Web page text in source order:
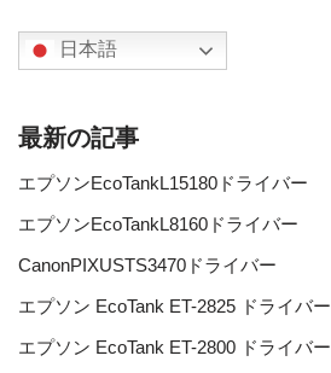
日本語
最新の記事
エプソンEcoTankL15180ドライバー
エプソンEcoTankL8160ドライバー
CanonPIXUSTS3470ドライバー
エプソン EcoTank ET-2825 ドライバー
エプソン EcoTank ET-2800 ドライバー